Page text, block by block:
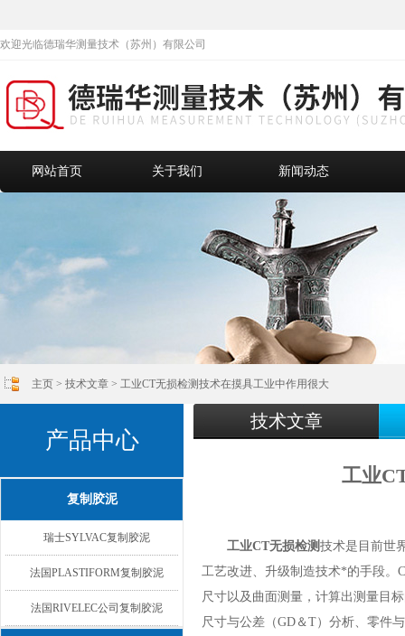
欢迎光临德瑞华测量技术（苏州）有限公司
网站首页 关于我们 新闻动态
主页 > 技术文章 > 工业CT无损检测技术在摸具工业中作用很大
产品中心
复制胶泥
瑞士SYLVAC复制胶泥
法国PLASTIFORM复制胶泥
法国RIVELEC公司复制胶泥
技术文章
工业
工业CT无损检测技术是目前世
工艺改进、升级制造技术*的手段。
尺寸以及曲面测量，计算出测量目
尺寸与公差（GD＆T）分析、零件